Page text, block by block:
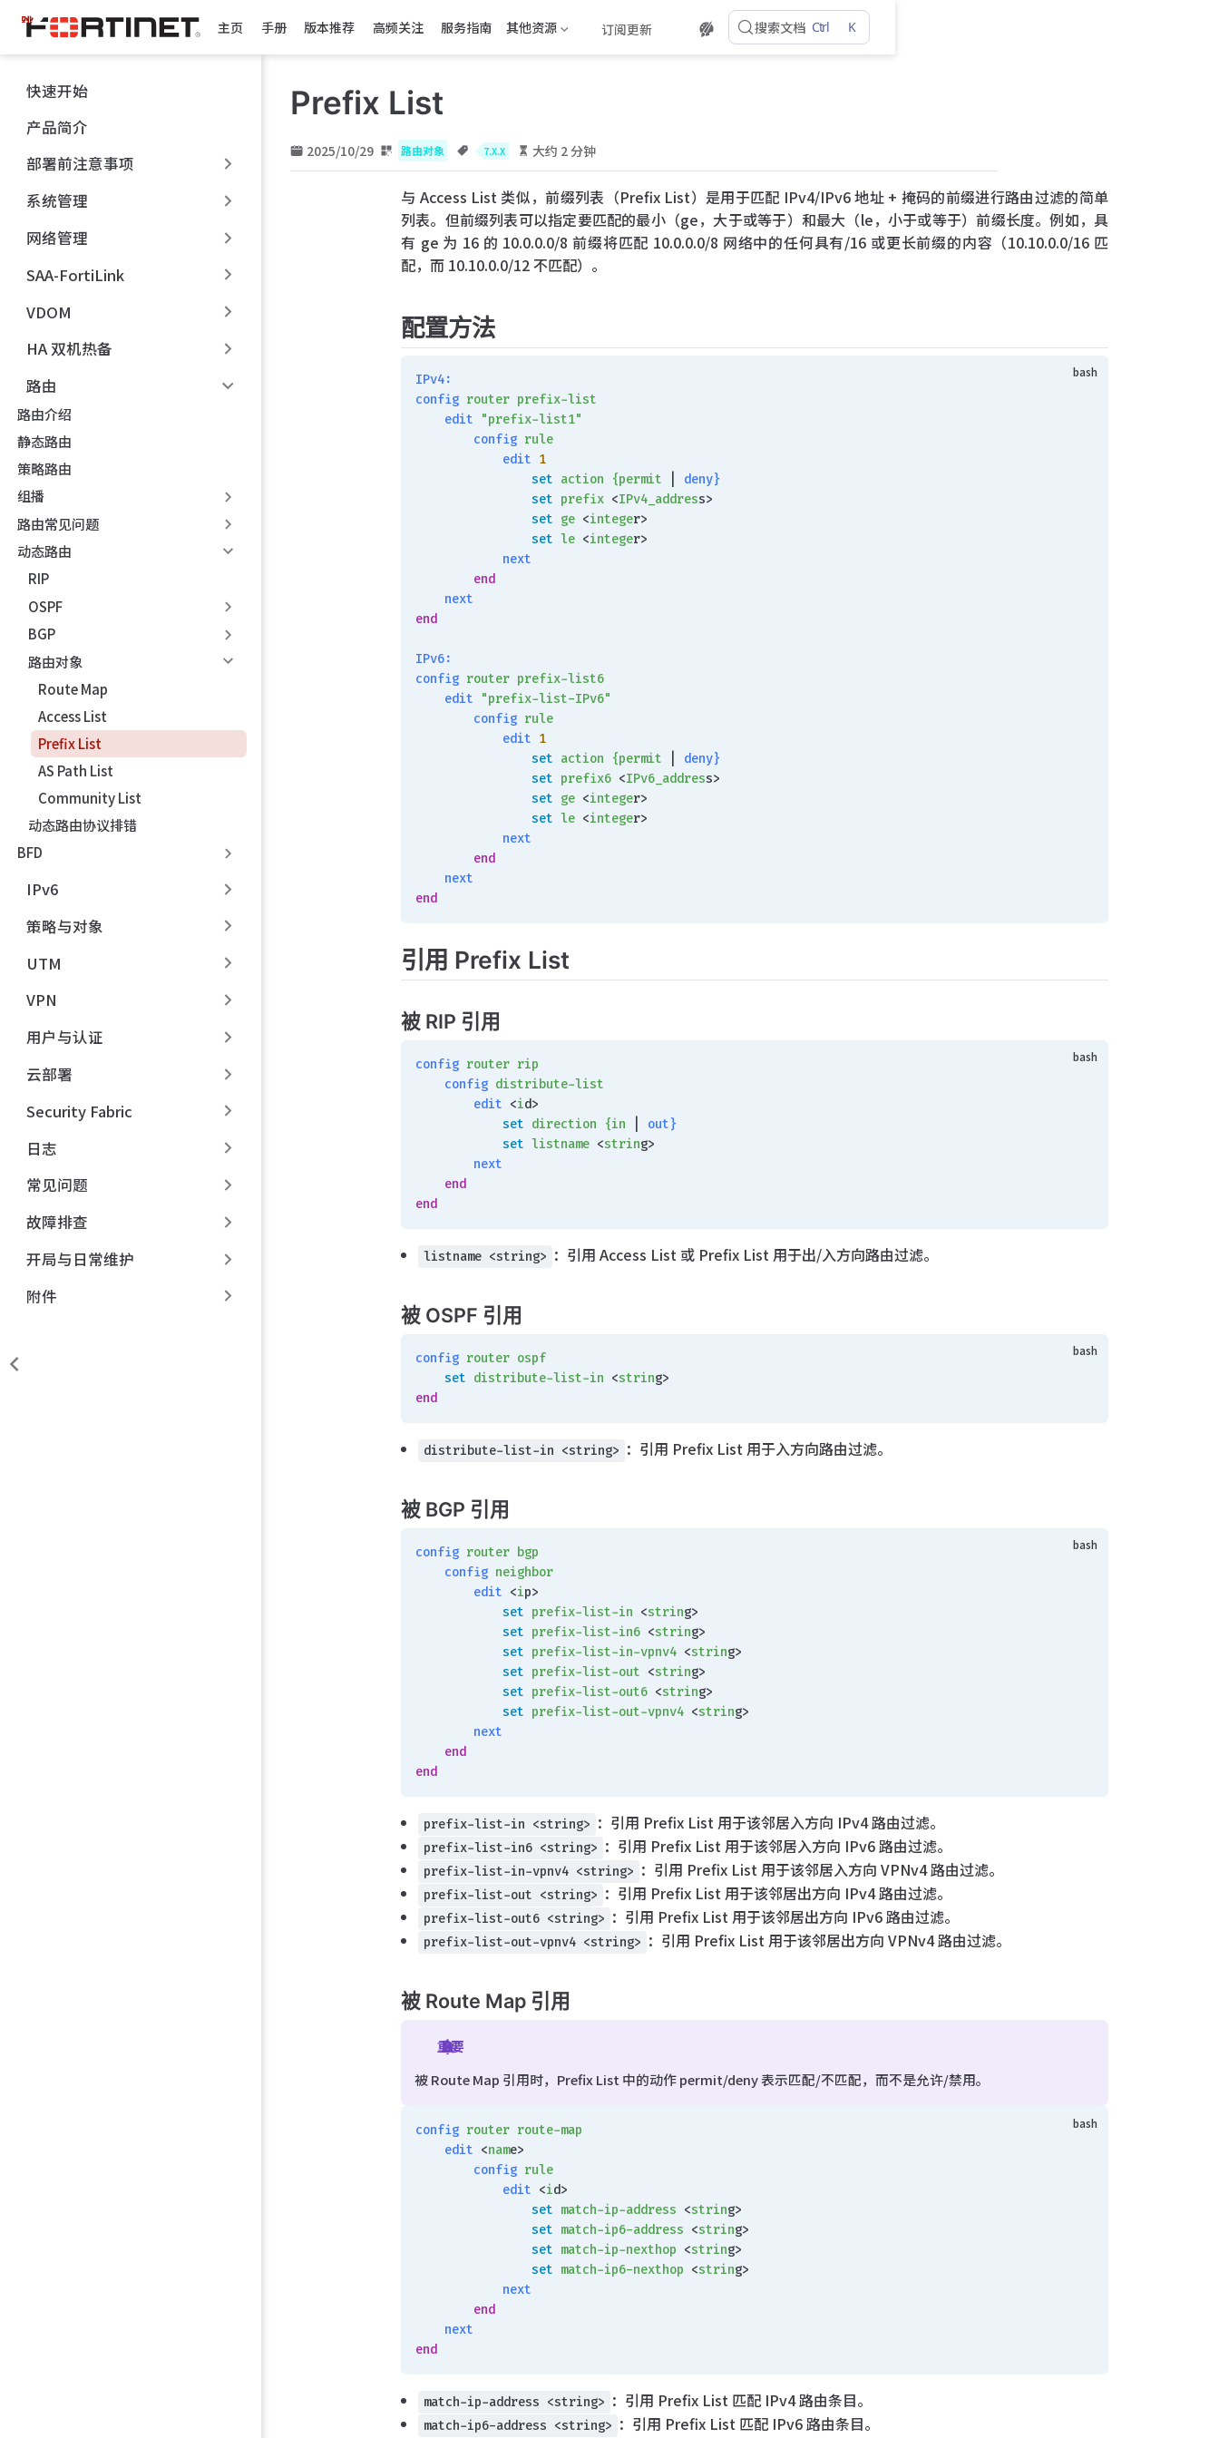
跳
至
主
內
容
主页 手册 版本推荐 高频关注 服务指南 其他资源 订阅更新 搜索文档 Ctrl K
快速开始
产品简介
部署前注意事项
系统管理
网络管理
SAA-FortiLink
VDOM
HA 双机热备
路由
路由介绍
静态路由
策略路由
组播
路由常见问题
动态路由
RIP
OSPF
BGP
路由对象
Route Map
Access List
Prefix List
AS Path List
Community List
动态路由协议排错
BFD
IPv6
策略与对象
UTM
VPN
用户与认证
云部署
Security Fabric
日志
常见问题
故障排查
开局与日常维护
附件
Prefix List
2025/10/29 路由对象 7.X.X 大约 2 分钟
与 Access List 类似，前缀列表（Prefix List）是用于匹配 IPv4/IPv6 地址 + 掩码的前缀进行路由过滤的简单
列表。但前缀列表可以指定要匹配的最小（ge，大于或等于）和最大（le，小于或等于）前缀长度。例如，具
有 ge 为 16 的 10.0.0.0/8 前缀将匹配 10.0.0.0/8 网络中的任何具有/16 或更长前缀的内容（10.10.0.0/16 匹
配，而 10.10.0.0/12 不匹配）。
配置方法
IPv4:
config router prefix-list
    edit
"prefix-list1"
        config
rule
            edit
1
                set
action {permit
deny}
                set
prefix <IPv4_address>
                set
ge <integer>
                set
le <integer>
            next
        end
    next
end
IPv6:
config router prefix-list6
    edit
"prefix-list-IPv6"
        config
rule
            edit
1
                set
action {permit
deny}
                set
prefix6 <IPv6_address>
                set
ge <integer>
                set
le <integer>
            next
        end
    next
end
引用 Prefix List
被 RIP 引用
config router rip
    config
distribute-list
        edit
<id>
            set
direction {in
out}
            set
listname <string>
        next
    end
end
listname <string> ：引用 Access List 或 Prefix List 用于出/入方向路由过滤。
被 OSPF 引用
config router ospf
    set
distribute-list-in <string>
end
distribute-list-in <string> ：引用 Prefix List 用于入方向路由过滤。
被 BGP 引用
config router bgp
    config
neighbor
        edit
<ip>
            set
prefix-list-in <string>
            set
prefix-list-in6 <string>
            set
prefix-list-in-vpnv4 <string>
            set
prefix-list-out <string>
            set
prefix-list-out6 <string>
            set
prefix-list-out-vpnv4 <string>
        next
    end
end
prefix-list-in <string> ：引用 Prefix List 用于该邻居入方向 IPv4 路由过滤。
prefix-list-in6 <string> ：引用 Prefix List 用于该邻居入方向 IPv6 路由过滤。
prefix-list-in-vpnv4 <string> ：引用 Prefix List 用于该邻居入方向 VPNv4 路由过滤。
prefix-list-out <string> ：引用 Prefix List 用于该邻居出方向 IPv4 路由过滤。
prefix-list-out6 <string> ：引用 Prefix List 用于该邻居出方向 IPv6 路由过滤。
prefix-list-out-vpnv4 <string> ：引用 Prefix List 用于该邻居出方向 VPNv4 路由过滤。
被 Route Map 引用
重要
被 Route Map 引用时，Prefix List 中的动作 permit/deny 表示匹配/不匹配，而不是允许/禁用。
config router route-map
    edit
<name>
        config
rule
            edit
<id>
                set
match-ip-address <string>
                set
match-ip6-address <string>
                set
match-ip-nexthop <string>
                set
match-ip6-nexthop <string>
            next
        end
    next
end
match-ip-address <string> ：引用 Prefix List 匹配 IPv4 路由条目。
match-ip6-address <string> ：引用 Prefix List 匹配 IPv6 路由条目。